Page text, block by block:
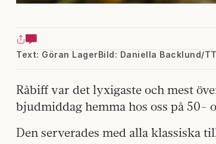
Text: Göran LagerBild: Daniella Backlund/TT
Råbiff var det lyxigaste och mest
bjudmiddag hemma hos oss på 50-
Den serverades med alla klassiska